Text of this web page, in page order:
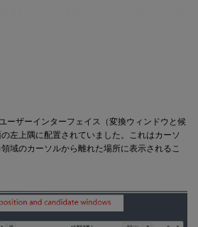
ーザーインターフェイス（変換ウィンドウと候
左上隅に配置されていました。これはカーソ
域のカーソルから離れた場所に表示されるこ